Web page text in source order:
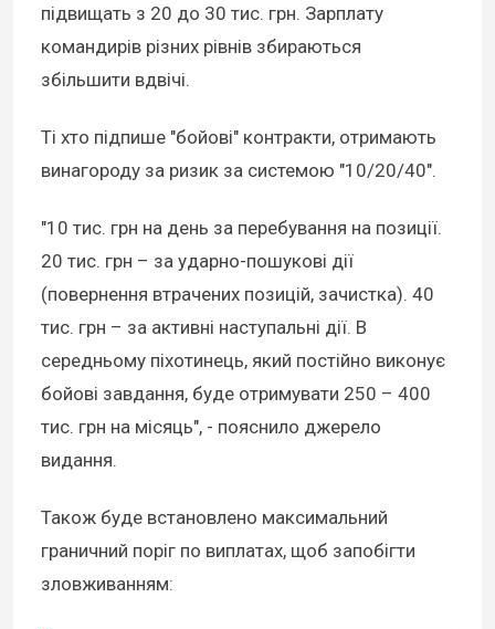
підвищать з 20 до 30 тис. грн. Зарплату
командирів різних рівнів збираються
збільшити вдвічі.
Ті хто підпише "бойові" контракти, отримають
винагороду за ризик за системою "10/20/40".
"10 тис. грн на день за перебування на позиції.
20 тис. грн – за ударно-пошукові дії
(повернення втрачених позицій, зачистка). 40
тис. грн – за активні наступальні дії. В
середньому піхотинець, який постійно виконує
бойові завдання, буде отримувати 250 – 400
тис. грн на місяць", - пояснило джерело
видання.
Також буде встановлено максимальний
граничний поріг по виплатах, щоб запобігти
зловживанням: